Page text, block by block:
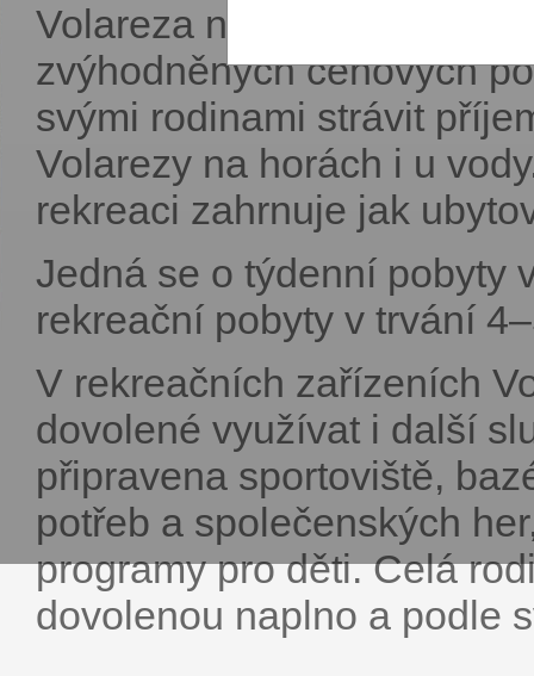
Volareza nabízí vojákům
zvýhodněných cenových
svými rodinami strávit
Volarezy na horách i u
rekreaci zahrnuje jak
Jedná se o týdenní pobyty
rekreační pobyty v trvání
V rekreačních zařízeních
dovolené využívat i další
připravena sportoviště,
potřeb a společenských
programy pro děti. Celá
dovolenou naplno a podle